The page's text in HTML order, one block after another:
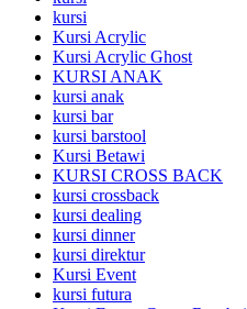
kursi
Kursi Acrylic
Kursi Acrylic Ghost
KURSI ANAK
kursi anak
kursi bar
kursi barstool
Kursi Betawi
KURSI CROSS BACK
kursi crossback
kursi dealing
kursi dinner
kursi direktur
Kursi Event
kursi futura